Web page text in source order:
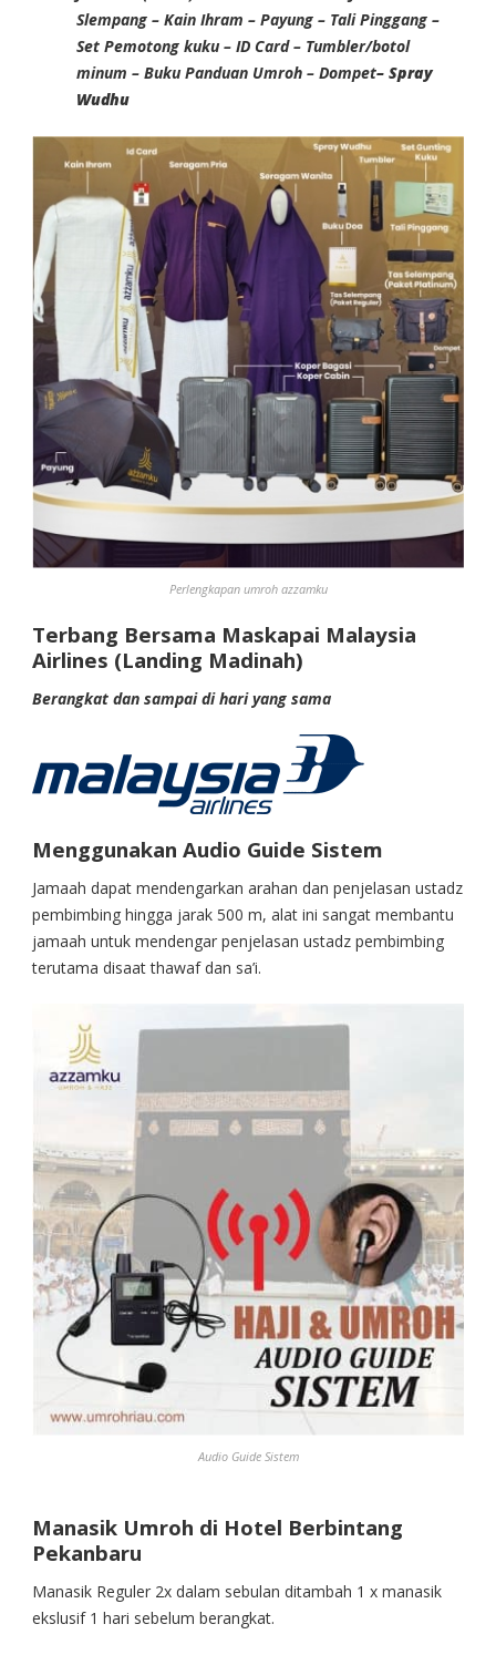
Slempang – Kain Ihram – Payung – Tali Pinggang –
Set Pemotong kuku – ID Card – Tumbler/botol
minum – Buku Panduan Umroh – Dompet– Spray
Wudhu
Perlengkapan umroh azzamku
Terbang Bersama Maskapai Malaysia
Airlines (Landing Madinah)
Berangkat dan sampai di hari yang sama
Menggunakan Audio Guide Sistem
Jamaah dapat mendengarkan arahan dan penjelasan ustadz
pembimbing hingga jarak 500 m, alat ini sangat membantu
jamaah untuk mendengar penjelasan ustadz pembimbing
terutama disaat thawaf dan sa’i.
Audio Guide Sistem
Manasik Umroh di Hotel Berbintang
Pekanbaru
Manasik Reguler 2x dalam sebulan ditambah 1 x manasik
ekslusif 1 hari sebelum berangkat.